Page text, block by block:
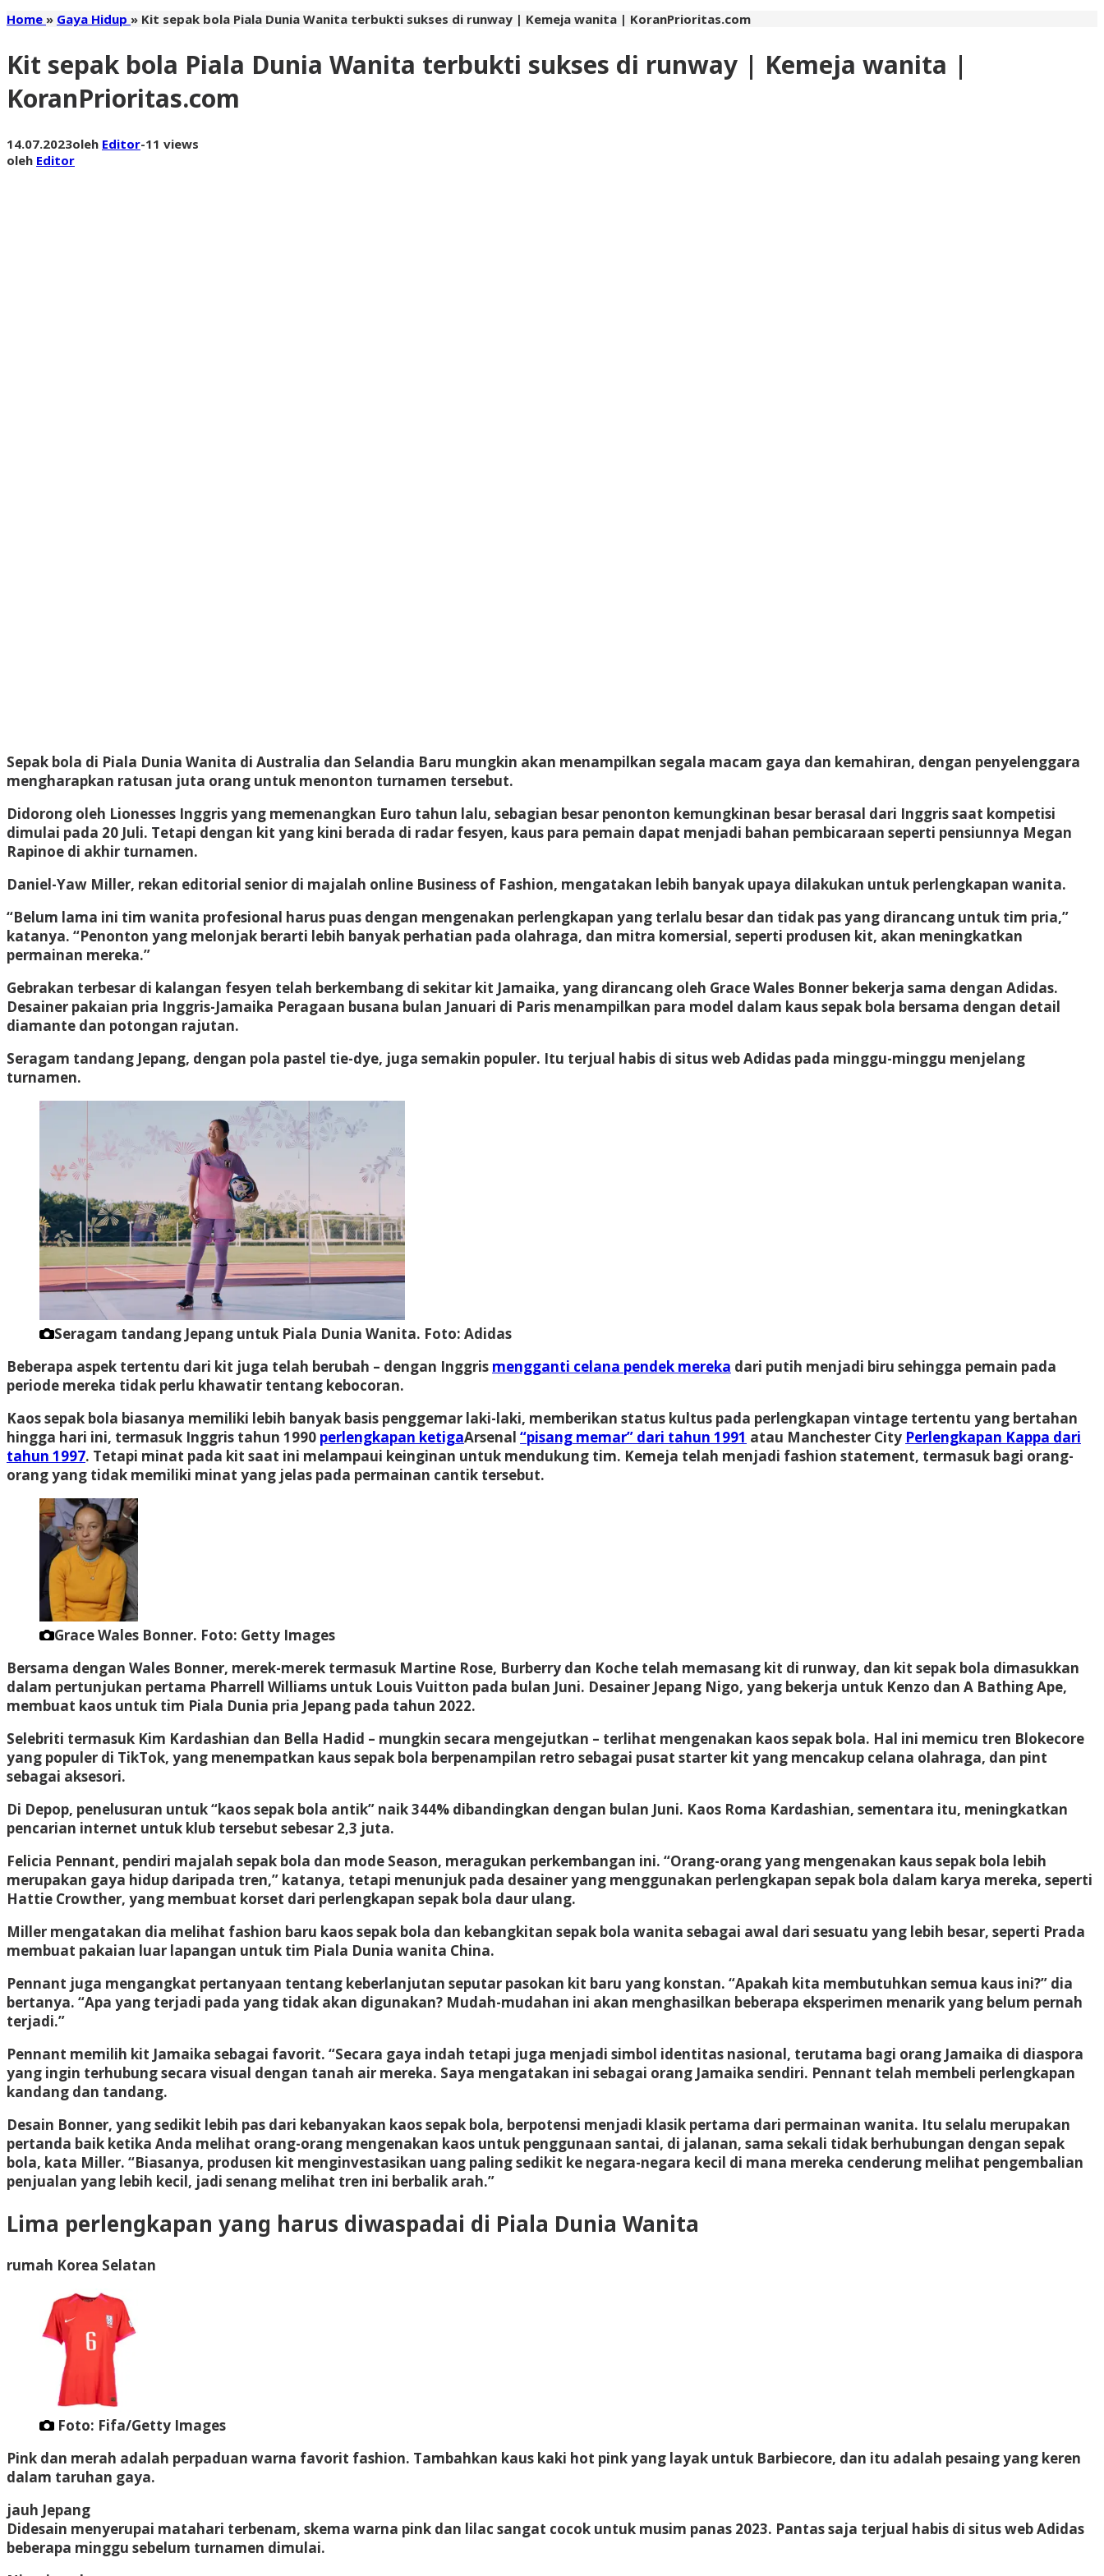
Home » Gaya Hidup » Kit sepak bola Piala Dunia Wanita terbukti sukses di runway | Kemeja wanita | KoranPrioritas.com
Kit sepak bola Piala Dunia Wanita terbukti sukses di runway | Kemeja wanita |
KoranPrioritas.com
14.07.2023oleh Editor-11 views
oleh Editor
Sepak bola di Piala Dunia Wanita di Australia dan Selandia Baru mungkin akan menampilkan segala macam gaya dan kemahiran, dengan penyelenggara
mengharapkan ratusan juta orang untuk menonton turnamen tersebut.
Didorong oleh Lionesses Inggris yang memenangkan Euro tahun lalu, sebagian besar penonton kemungkinan besar berasal dari Inggris saat kompetisi
dimulai pada 20 Juli. Tetapi dengan kit yang kini berada di radar fesyen, kaus para pemain dapat menjadi bahan pembicaraan seperti pensiunnya Megan
Rapinoe di akhir turnamen.
Daniel-Yaw Miller, rekan editorial senior di majalah online Business of Fashion, mengatakan lebih banyak upaya dilakukan untuk perlengkapan wanita.
“Belum lama ini tim wanita profesional harus puas dengan mengenakan perlengkapan yang terlalu besar dan tidak pas yang dirancang untuk tim pria,”
katanya. “Penonton yang melonjak berarti lebih banyak perhatian pada olahraga, dan mitra komersial, seperti produsen kit, akan meningkatkan
permainan mereka.”
Gebrakan terbesar di kalangan fesyen telah berkembang di sekitar kit Jamaika, yang dirancang oleh Grace Wales Bonner bekerja sama dengan Adidas.
Desainer pakaian pria Inggris-Jamaika Peragaan busana bulan Januari di Paris menampilkan para model dalam kaus sepak bola bersama dengan detail
diamante dan potongan rajutan.
Seragam tandang Jepang, dengan pola pastel tie-dye, juga semakin populer. Itu terjual habis di situs web Adidas pada minggu-minggu menjelang
turnamen.
Seragam tandang Jepang untuk Piala Dunia Wanita. Foto: Adidas
Beberapa aspek tertentu dari kit juga telah berubah – dengan Inggris mengganti celana pendek mereka dari putih menjadi biru sehingga pemain pada
periode mereka tidak perlu khawatir tentang kebocoran.
Kaos sepak bola biasanya memiliki lebih banyak basis penggemar laki-laki, memberikan status kultus pada perlengkapan vintage tertentu yang bertahan
hingga hari ini, termasuk Inggris tahun 1990 perlengkapan ketigaArsenal “pisang memar” dari tahun 1991 atau Manchester City Perlengkapan Kappa dari
tahun 1997. Tetapi minat pada kit saat ini melampaui keinginan untuk mendukung tim. Kemeja telah menjadi fashion statement, termasuk bagi orang-
orang yang tidak memiliki minat yang jelas pada permainan cantik tersebut.
Grace Wales Bonner. Foto: Getty Images
Bersama dengan Wales Bonner, merek-merek termasuk Martine Rose, Burberry dan Koche telah memasang kit di runway, dan kit sepak bola dimasukkan
dalam pertunjukan pertama Pharrell Williams untuk Louis Vuitton pada bulan Juni. Desainer Jepang Nigo, yang bekerja untuk Kenzo dan A Bathing Ape,
membuat kaos untuk tim Piala Dunia pria Jepang pada tahun 2022.
Selebriti termasuk Kim Kardashian dan Bella Hadid – mungkin secara mengejutkan – terlihat mengenakan kaos sepak bola. Hal ini memicu tren Blokecore
yang populer di TikTok, yang menempatkan kaus sepak bola berpenampilan retro sebagai pusat starter kit yang mencakup celana olahraga, dan pint
sebagai aksesori.
Di Depop, penelusuran untuk “kaos sepak bola antik” naik 344% dibandingkan dengan bulan Juni. Kaos Roma Kardashian, sementara itu, meningkatkan
pencarian internet untuk klub tersebut sebesar 2,3 juta.
Felicia Pennant, pendiri majalah sepak bola dan mode Season, meragukan perkembangan ini. “Orang-orang yang mengenakan kaus sepak bola lebih
merupakan gaya hidup daripada tren,” katanya, tetapi menunjuk pada desainer yang menggunakan perlengkapan sepak bola dalam karya mereka, seperti
Hattie Crowther, yang membuat korset dari perlengkapan sepak bola daur ulang.
Miller mengatakan dia melihat fashion baru kaos sepak bola dan kebangkitan sepak bola wanita sebagai awal dari sesuatu yang lebih besar, seperti Prada
membuat pakaian luar lapangan untuk tim Piala Dunia wanita China.
Pennant juga mengangkat pertanyaan tentang keberlanjutan seputar pasokan kit baru yang konstan. “Apakah kita membutuhkan semua kaus ini?” dia
bertanya. “Apa yang terjadi pada yang tidak akan digunakan? Mudah-mudahan ini akan menghasilkan beberapa eksperimen menarik yang belum pernah
terjadi.”
Pennant memilih kit Jamaika sebagai favorit. “Secara gaya indah tetapi juga menjadi simbol identitas nasional, terutama bagi orang Jamaika di diaspora
yang ingin terhubung secara visual dengan tanah air mereka. Saya mengatakan ini sebagai orang Jamaika sendiri. Pennant telah membeli perlengkapan
kandang dan tandang.
Desain Bonner, yang sedikit lebih pas dari kebanyakan kaos sepak bola, berpotensi menjadi klasik pertama dari permainan wanita. Itu selalu merupakan
pertanda baik ketika Anda melihat orang-orang mengenakan kaos untuk penggunaan santai, di jalanan, sama sekali tidak berhubungan dengan sepak
bola, kata Miller. “Biasanya, produsen kit menginvestasikan uang paling sedikit ke negara-negara kecil di mana mereka cenderung melihat pengembalian
penjualan yang lebih kecil, jadi senang melihat tren ini berbalik arah.”
Lima perlengkapan yang harus diwaspadai di Piala Dunia Wanita
rumah Korea Selatan
Foto: Fifa/Getty Images
Pink dan merah adalah perpaduan warna favorit fashion. Tambahkan kaus kaki hot pink yang layak untuk Barbiecore, dan itu adalah pesaing yang keren
dalam taruhan gaya.
jauh Jepang
Didesain menyerupai matahari terbenam, skema warna pink dan lilac sangat cocok untuk musim panas 2023. Pantas saja terjual habis di situs web Adidas
beberapa minggu sebelum turnamen dimulai.